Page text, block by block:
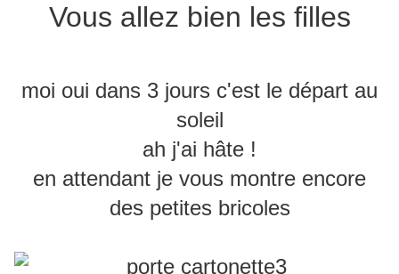
Vous allez bien les filles
moi oui dans 3 jours c'est le départ au
soleil
ah j'ai hâte !
en attendant je vous montre encore
des petites bricoles